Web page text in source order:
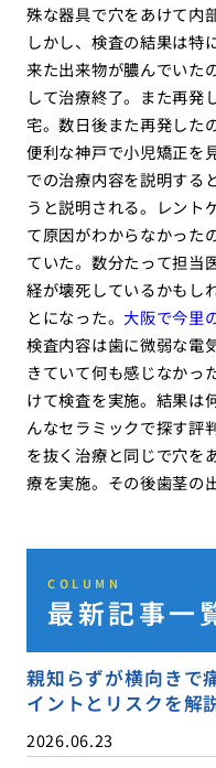
殊な器具で穴をあけて内
しかし、検査の結果は特
来た出来物が膿んでいた
して治療終了。また再発
宅。数日後また再発した
便利な神戸で小児矯正を
での治療内容を説明する
うと説明される。レント
て原因がわからなかった
ていた。数分たって担当
経が壊死しているかもし
とになった。大阪で今里
検査内容は歯に微弱な電
きていて何も感じなかっ
けて検査を実施。結果は
んなセラミックで探す評
を抜く治療と同じで穴を
療を実施。その後歯茎の
COLUMN
最新記事一
親知らずが横向きで
イントとリスクを解
2026.06.23